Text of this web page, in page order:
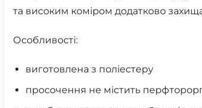
та високим коміром додатково
Особливості:
виготовлена ​​з поліестеру
просочення не містить